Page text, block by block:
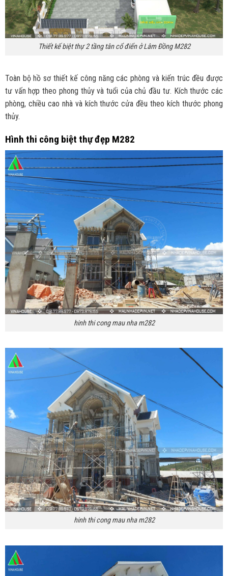
Thiết kế biệt thự 2 tầng tân cổ điển ở Lâm Đồng M282
Toàn bộ hồ sơ thiết kế công năng các phòng và kiến trúc đều được
tư vấn hợp theo phong thủy và tuổi của chủ đầu tư. Kích thước các
phòng, chiều cao nhà và kích thước cửa đều theo kích thước phong
thủy.
Hình thi công biệt thự đẹp M282
hinh thi cong mau nha m282
hinh thi cong mau nha m282